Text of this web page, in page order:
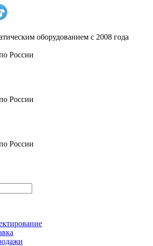
оборудованием с 2008 года
России
России
России